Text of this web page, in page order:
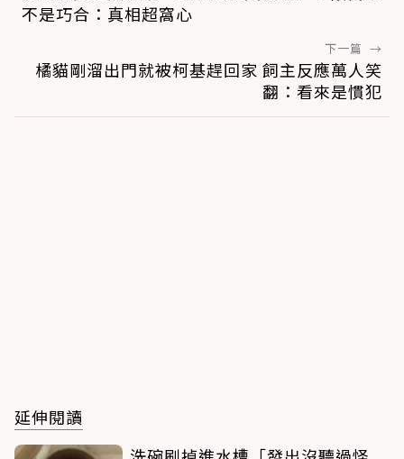
不是巧合：真相超窩心
下一篇 →
橘貓剛溜出門就被柯基趕回家 飼主反應萬人笑
翻：看來是慣犯
延伸閱讀